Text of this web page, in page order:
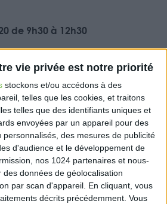
vie privée est notre priorité
stockons et/ou accédons à des
telles que les cookies, et traitons
telles que des identifiants uniques et
envoyées par un appareil pour des
personnalisés, des mesures de publicité
d'audience et le développement de
nos 1024 partenaires et nous-
des données de géolocalisation
par scan d'appareil. En cliquant, vous
décrits précédemment. Vous
de 9h30 à 12h30
d’entreprises libérales,
Organisme mixte et première
Agréée de la région, a
chaque département des
gratuits.
objectif de conférer aux
aux créateurs récemment
spécifiques, des
à la création mais aussi à la
activité libérale.